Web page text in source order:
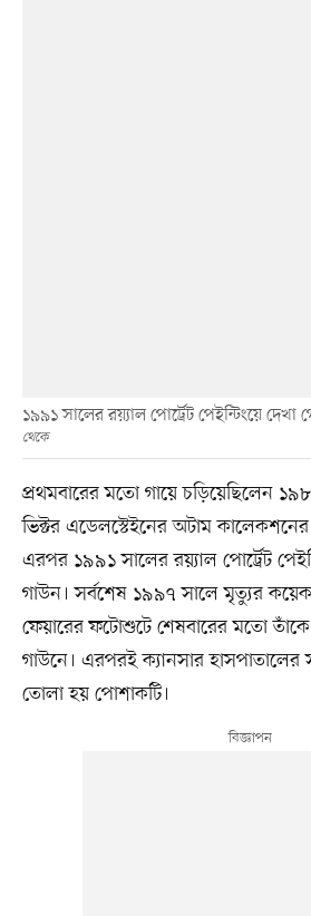
১৯৯১ সালের রয়্যাল পোর্ট্রেট পেইন্টিংয়ে
থেকে
প্রথমবারের মতো গায়ে চড়িয়েছিলেন
ভিক্টর এডেলস্টেইনের অটাম
এরপর ১৯৯১ সালের রয়্যাল পোর্ট্রেট
গাউন। সর্বশেষ ১৯৯৭ সালে মৃত্যুর
ফেয়ারের ফটোশুটে শেষবারের মতো
গাউনে। এরপরই ক্যানসার হাসপাতালের
তোলা হয় পোশাকটি।